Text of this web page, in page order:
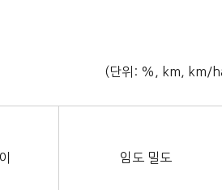
(단위: %, km, km/
임도 밀도